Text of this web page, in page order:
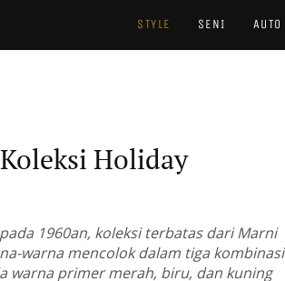
STYLE SENI AUTO
Holiday
1960an, koleksi terbatas dari Marni
warna mencolok dalam tiga kombinasi
warna primer merah, biru, dan kuning